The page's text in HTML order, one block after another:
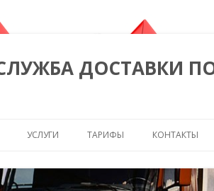
ДОСТАВКИ
УСЛУГИ ТАРИФЫ КОНТАКТЫ